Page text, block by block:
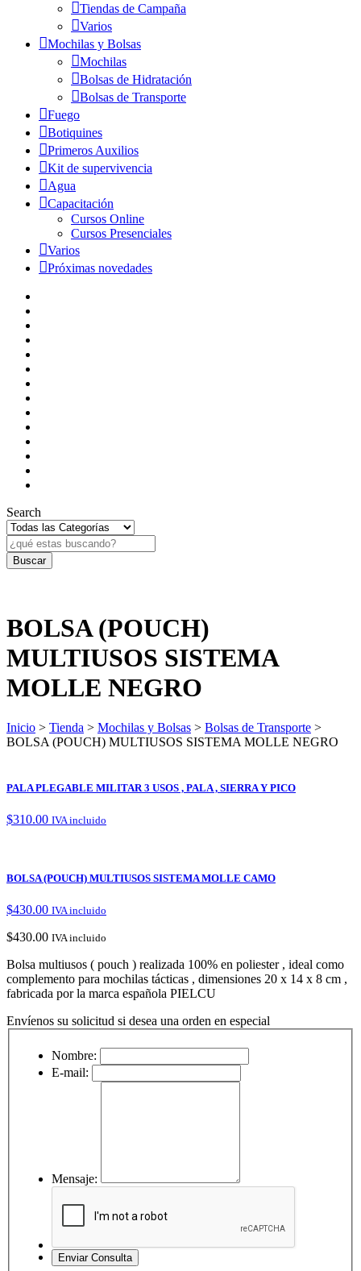
Tiendas de Campaña
Varios
Mochilas y Bolsas
Mochilas
Bolsas de Hidratación
Bolsas de Transporte
Fuego
Botiquines
Primeros Auxilios
Kit de supervivencia
Agua
Capacitación
Cursos Online
Cursos Presenciales
Varios
Próximas novedades
Search
BOLSA (POUCH)
MULTIUSOS SISTEMA
MOLLE NEGRO
Inicio > Tienda > Mochilas y Bolsas > Bolsas de Transporte >
BOLSA (POUCH) MULTIUSOS SISTEMA MOLLE NEGRO
PALA PLEGABLE MILITAR 3 USOS , PALA , SIERRA Y PICO
$310.00 IVA incluido
BOLSA (POUCH) MULTIUSOS SISTEMA MOLLE CAMO
$430.00 IVA incluido
$430.00 IVA incluido
Bolsa multiusos ( pouch ) realizada 100% en poliester , ideal como
complemento para mochilas tácticas , dimensiones 20 x 14 x 8 cm ,
fabricada por la marca española PIELCU
Envíenos su solicitud si desea una orden en especial
Nombre:
E-mail:
Mensaje: